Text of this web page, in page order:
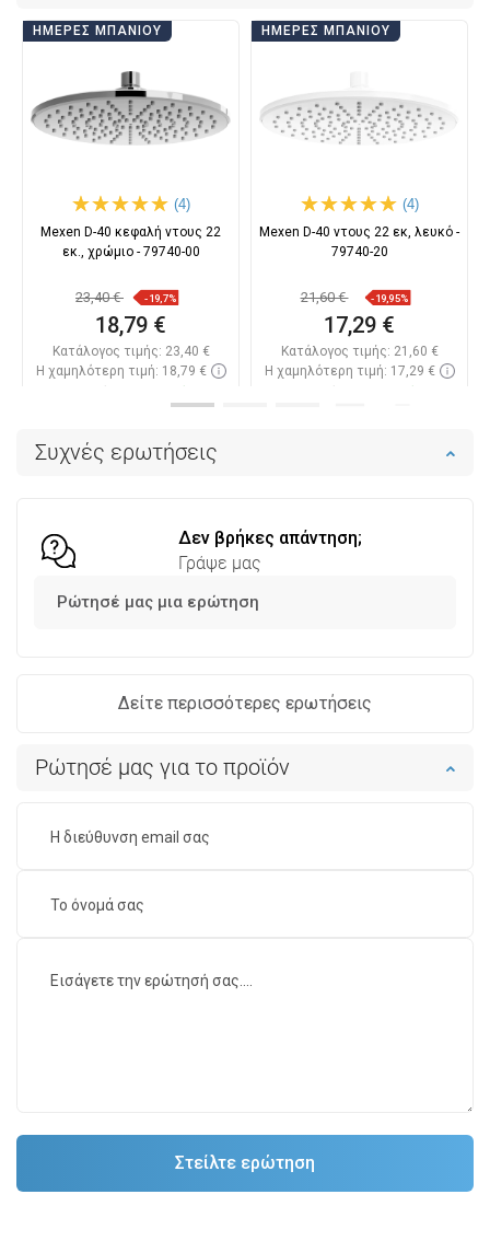
Συχνές ερωτήσεις
Δεν βρήκες απάντηση;
Γράψε μας
Ρώτησέ μας μια ερώτηση
Δείτε περισσότερες ερωτήσεις
Ρώτησέ μας για το προϊόν
ΗΜΈΡΕΣ ΜΠΆΝΙΟΥ
(4)
Mexen D-40 κεφαλή ντους 22
εκ., χρώμιο - 79740-00
23,40 € -19,7%
18,79 €
Κατάλογος τιμής: 23,40 €
Η χαμηλότερη τιμή: 18,79 €
ΗΜΈΡΕΣ ΜΠΆΝΙΟΥ
(4)
Mexen D-40 ντους 22 εκ, λευκό -
79740-20
21,60 € -19,95%
17,29 €
Κατάλογος τιμής: 21,60 €
Η χαμηλότερη τιμή: 17,29 €